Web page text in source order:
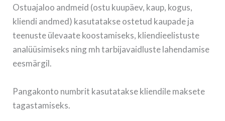
Ostuajaloo andmeid (ostu kuupäev, kaup, kogus,
kliendi andmed) kasutatakse ostetud kaupade ja
teenuste ülevaate koostamiseks, kliendieelistuste
analüüsimiseks ning mh tarbijavaidluste lahendamise
eesmärgil.
Pangakonto numbrit kasutatakse kliendile maksete
tagastamiseks.